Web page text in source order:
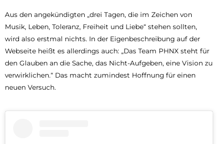
Aus den angekündigten „drei Tagen, die im Zeichen von
Musik, Leben, Toleranz, Freiheit und Liebe“ stehen sollten,
wird also erstmal nichts. In der Eigenbeschreibung auf der
Webseite heißt es allerdings auch: „Das Team PHNX steht für
den Glauben an die Sache, das Nicht-Aufgeben, eine Vision zu
verwirklichen.“ Das macht zumindest Hoffnung für einen
neuen Versuch.